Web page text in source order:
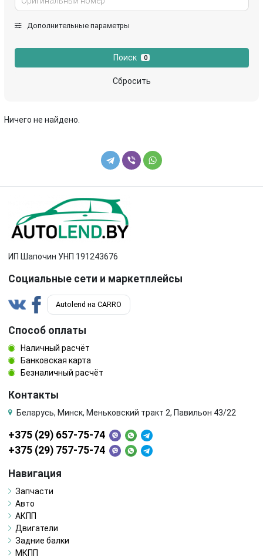
Дополнительные параметры
Поиск 0
Сбросить
Ничего не найдено.
ИП Шапочин УНП 191243676
Социальные сети и маркетплейсы
Autolend на CARRO
Способ оплаты
Наличный расчёт
Банковская карта
Безналичный расчёт
Контакты
Беларусь, Минск, Меньковский тракт 2, Павильон 43/22
+375 (29) 657-75-74
+375 (29) 757-75-74
Навигация
Запчасти
Авто
АКПП
Двигатели
Задние балки
МКПП